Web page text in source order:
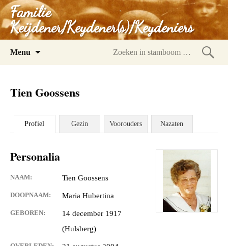
Familie
Keijdener/Keydener(s)/Keydeniers
Menu
Tien Goossens
Profiel Gezin Voorouders Nazaten
Personalia
NAAM: Tien Goossens
DOOPNAAM: Maria Hubertina
GEBOREN:
14 december 1917
(Hulsberg)